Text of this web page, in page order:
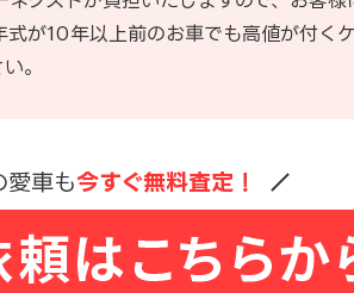
が10年以上前のお車でも高値が付く
。
愛車も今すぐ無料査定！